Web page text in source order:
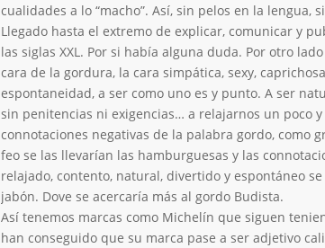
cualidades a lo “macho”. Así, sin pelos en la lengua,
Llegado hasta el extremo de explicar, comunicar y
las siglas XXL. Por si había alguna duda. Por otro
cara de la gordura, la cara simpática, sexy,
espontaneidad, a ser como uno es y punto. A ser
sin penitencias ni exigencias… a relajarnos un poco
connotaciones negativas de la palabra gordo, como
feo se las llevarían las hamburguesas y las
relajado, contento, natural, divertido y espontáneo
jabón. Dove se acercaría más al gordo Budista.
Así tenemos marcas como Michelín que siguen
han conseguido que su marca pase a ser adjetivo